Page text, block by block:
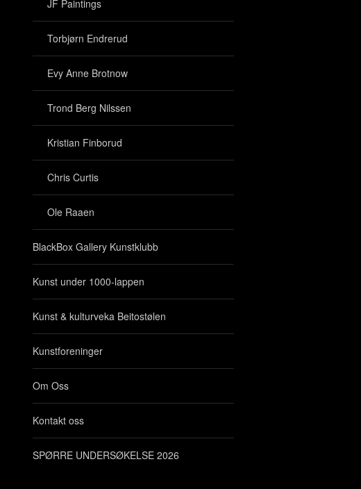
JF Paintings
Torbjørn Endrerud
Evy Anne Brotnow
Trond Berg Nilssen
Kristian Finborud
Chris Curtis
Ole Raaen
BlackBox Gallery Kunstklubb
Kunst under 1000-lappen
Kunst & kulturveka Beitostølen
Kunstforeninger
Om Oss
Kontakt oss
SPØRRE UNDERSØKELSE 2026